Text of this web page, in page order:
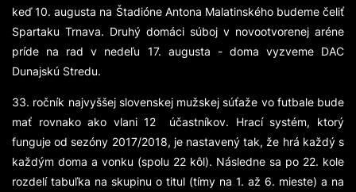
keď 10. augusta na Štadióne Antona Malatinského budeme čeliť
Spartaku Trnava. Druhý domáci súboj v novootvorenej aréne
príde na rad v nedeľu 17. augusta - doma vyzveme DAC
Dunajskú Stredu.
33. ročník najvyššej slovenskej mužskej súťaže vo futbale bude
mať rovnako ako vlani 12 účastníkov. Hrací systém, ktorý
funguje od sezóny 2017/2018, je nastavený tak, že hrá každý s
každým doma a vonku (spolu 22 kôl). Následne sa po 22. kole
rozdelí tabuľka na skupinu o titul (tímy na 1. až 6. mieste) a na